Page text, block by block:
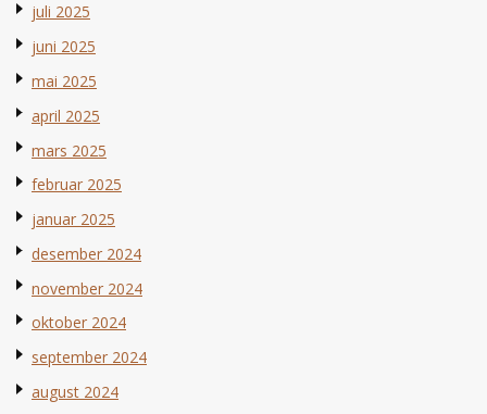
juli 2025
juni 2025
mai 2025
april 2025
mars 2025
februar 2025
januar 2025
desember 2024
november 2024
oktober 2024
september 2024
august 2024